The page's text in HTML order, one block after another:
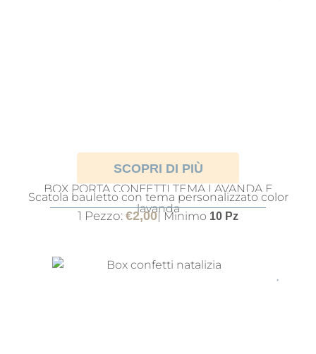
SCOPRI DI PIÙ
BOX PORTA CONFETTI TEMA LAVANDA E
CERBIATTO
Scatola bauletto con tema personalizzato color
lavanda
1 Pezzo: €2,00| Minimo 10 Pz